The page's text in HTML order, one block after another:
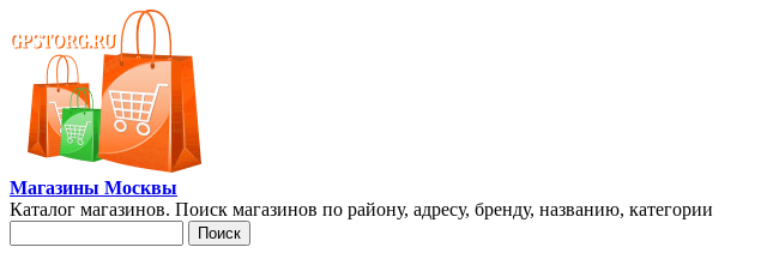
Перейти к основному содержанию
Магазины Москвы
Каталог магазинов. Поиск магазинов по району, адресу, бренду, названию, категории